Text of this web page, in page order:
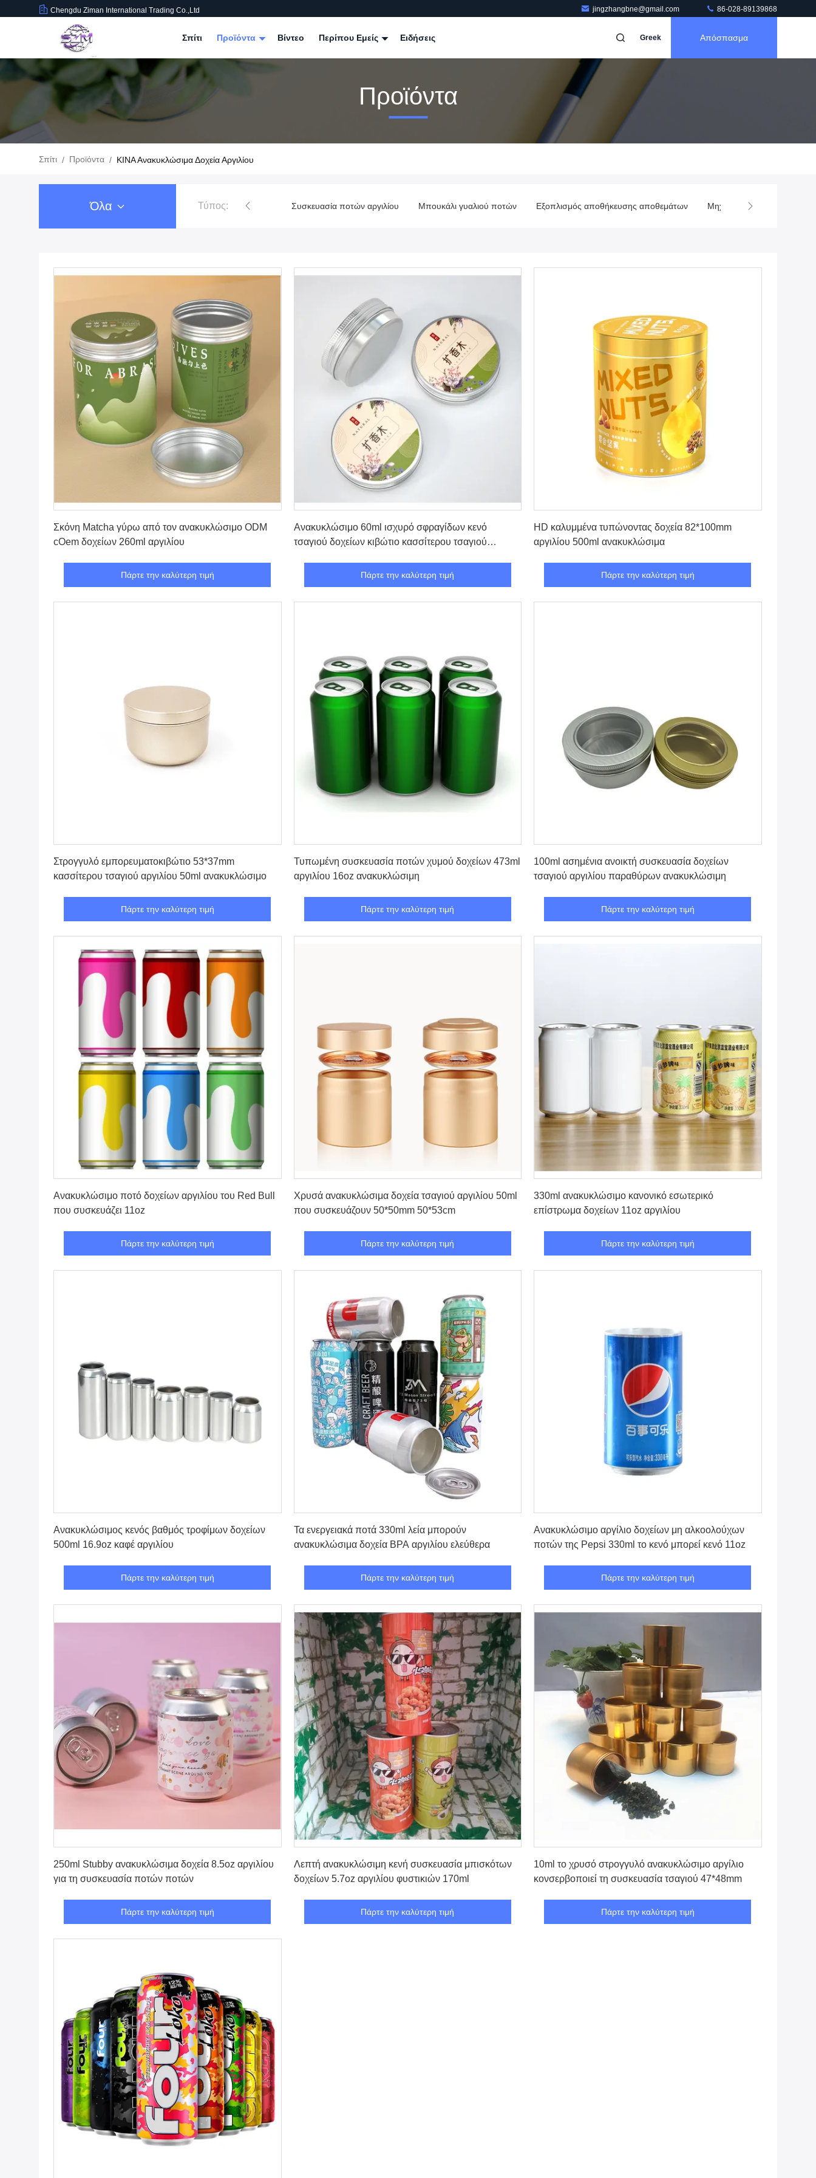
Chengdu Ziman International Trading Co.,Ltd jingzhangbne@gmail.com 86-028-89139868
Σπίτι Προϊόντα Βίντεο Περίπου Εμείς Ειδήσεις Greek Απόσπασμα
Προϊόντα
Σπίτι / Προϊόντα / ΚΙΝΑ Ανακυκλώσιμα Δοχεία Αργιλίου
Όλα Τύπος:
Συσκευασία ποτών τροφίμων Συσκευασία ποτών αργιλίου Μπουκάλι γυαλιού ποτών Εξοπλισμός αποθήκευσης αποθεμάτων Μηχανή συσκευασίας
Σκόνη Matcha γύρω από τον ανακυκλώσιμο ODM
cOem δοχείων 260ml αργιλίου
Πάρτε την καλύτερη τιμή
Ανακυκλώσιμο 60ml ισχυρό σφραγίδων κενό
τσαγιού δοχείων κιβώτιο κασσίτερου τσαγιού
Πάρτε την καλύτερη τιμή
HD καλυμμένα τυπώνοντας δοχεία 82*100mm
αργιλίου 500ml ανακυκλώσιμα
Πάρτε την καλύτερη τιμή
Στρογγυλό εμπορευματοκιβώτιο 53*37mm
κασσίτερου τσαγιού αργιλίου 50ml ανακυκλώσιμο
Πάρτε την καλύτερη τιμή
Τυπωμένη συσκευασία ποτών χυμού δοχείων 473ml
αργιλίου 16oz ανακυκλώσιμη
Πάρτε την καλύτερη τιμή
100ml ασημένια ανοικτή συσκευασία δοχείων
τσαγιού αργιλίου παραθύρων ανακυκλώσιμη
Πάρτε την καλύτερη τιμή
Ανακυκλώσιμο ποτό δοχείων αργιλίου του Red Bull
που συσκευάζει 11oz
Πάρτε την καλύτερη τιμή
Χρυσά ανακυκλώσιμα δοχεία τσαγιού αργιλίου 50ml
που συσκευάζουν 50*50mm 50*53cm
Πάρτε την καλύτερη τιμή
330ml ανακυκλώσιμο κανονικό εσωτερικό
επίστρωμα δοχείων 11oz αργιλίου
Πάρτε την καλύτερη τιμή
Ανακυκλώσιμος κενός βαθμός τροφίμων δοχείων
500ml 16.9oz καφέ αργιλίου
Πάρτε την καλύτερη τιμή
Τα ενεργειακά ποτά 330ml λεία μπορούν
ανακυκλώσιμα δοχεία BPA αργιλίου ελεύθερα
Πάρτε την καλύτερη τιμή
Ανακυκλώσιμο αργίλιο δοχείων μη αλκοολούχων
ποτών της Pepsi 330ml το κενό μπορεί κενό 11oz
Πάρτε την καλύτερη τιμή
250ml Stubby ανακυκλώσιμα δοχεία 8.5oz αργιλίου
για τη συσκευασία ποτών ποτών
Πάρτε την καλύτερη τιμή
Λεπτή ανακυκλώσιμη κενή συσκευασία μπισκότων
δοχείων 5.7oz αργιλίου φυστικιών 170ml
Πάρτε την καλύτερη τιμή
10ml το χρυσό στρογγυλό ανακυκλώσιμο αργίλιο
κονσερβοποιεί τη συσκευασία τσαγιού 47*48mm
Πάρτε την καλύτερη τιμή